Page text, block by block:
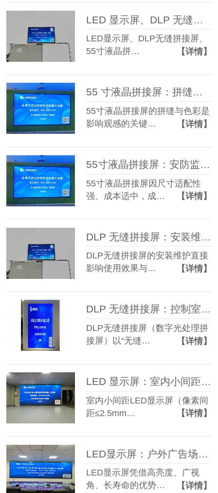
LED 显示屏、DLP 无缝拼接屏、55 寸液晶拼接屏​三类显示屏幕对比：如何选对适用场景！
LED显示屏、DLP无缝拼接屏、
55寸液晶拼…
【详情】
55 寸液晶拼接屏：拼缝与色彩的优化技巧
55寸液晶拼接屏的拼缝与色彩是
影响观感的关键…
【详情】
55寸液晶拼接屏：安防监控场景的高性价比方案
55寸液晶拼接屏因尺寸适配性
强、成本适中，成…
【详情】
DLP 无缝拼接屏：安装维护的关键要点
DLP无缝拼接屏的安装维护直接
影响使用效果与…
【详情】
DLP 无缝拼接屏：控制室大屏的稳定之选！
DLP无缝拼接屏（数字光处理拼
接屏）以“无缝…
【详情】
LED 显示屏：室内小间距屏的选型与应用
室内小间距LED显示屏（像素间
距≤2.5mm…
【详情】
LED显示屏：户外广告场景的优选方案！
LED显示屏凭借高亮度、广视
角、长寿命的优势…
【详情】